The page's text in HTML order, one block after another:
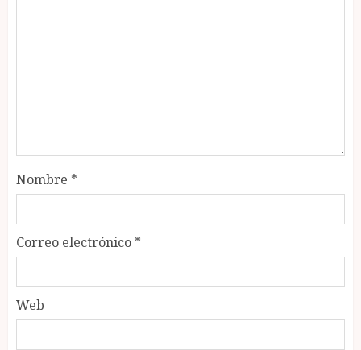
Nombre *
Correo electrónico *
Web